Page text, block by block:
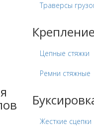
Траверсы
Цепные стяжки
Ремни стяжные
Жесткие сцепки